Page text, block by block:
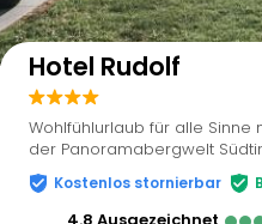
Hotel Rudolf
Wohlfühlurlaub für alle Sinne
der Panoramabergwelt
Kostenlos stornierbar